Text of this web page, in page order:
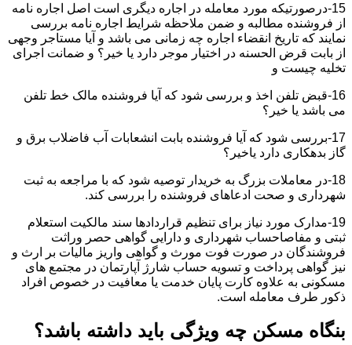
15-درصورتیکه مورد معامله در اجاره دیگری است اصل اجاره نامه
از فروشنده مطالبه و ضمن ملاحظه شرایط اجاره نامه بررسی
نمایند که تاریخ انقضاء اجاره چه زمانی می باشد و آیا مستاجر وجهی
از بابت قرض الحسنه در اختیار موجر دارد یا خیر؟ و ضمانت اجرای
تخلیه چیست و
16-قبض تلفن اخذ و بررسی شود که آیا فروشنده مالک خط تلفن
می باشد یا خیر؟
17-بررسی شود که آیا فروشنده بابت انشعابات آب فاضلاب برق و
گاز بدهکاری دارد یاخیر؟
18-در معاملات بزرگ به خریدار توصیه شود که با مراجعه به ثبت
شهرداری و صحت ادعاهای فروشنده را بررسی کند.
19-مدارک مورد نیاز برای تنظیم قراردادها سند مالکیت استعلام
ثبتی و مفاصاحساب شهرداری و دارایی گواهی حصر وراثت
فروشندگان در صورت فوت مورث و گواهی واریز مالیات بر ارث و
نیز گواهی پرداخت و تسویه حساب شارژ آپارتمان در مجتمع های
مسکونی به علاوه کارت پایان خدمت یا معافیت در خصوص افراد
ذکور طرف معامله است.
بنگاه مسکن چه ویژگی باید داشته باشد؟